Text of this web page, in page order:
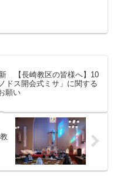
【長崎教区の皆様へ】10
ドス開会式ミサ」に関する
願い